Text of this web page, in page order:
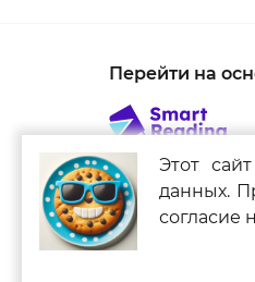
Перейти на
Связаться с
Smart Reading
Этот
данных.
согласие